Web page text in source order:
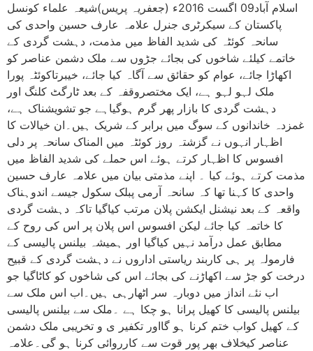
اسلام آباد09 اگست 2016ء (جعفریہ پریس)شیعہ علماء کونسل
پاکستان کے سیکرٹری جنرل علامہ عارف حسین واحدی کی
سانحہ کوئٹہ کی شدید الفاظ میں مذمت، دہشت گردی کے
خاتمے کیلئے شاخوں کی بجائے جڑوں سے ملک دشمن عناصر کو
اکھاڑا جائے، عوام کو حقائق سے آگاہ کیا جائے، خیبرتاکوئٹہ پورا
ملک لہو لہو ہے، ایک مختصروقفہ کے بعد ٹارگٹ کلنگ اور
دہشت گردی کا بازار پھر گرم ہوگیاہے جو تشویشناک ہے،
غمزدہ خاندانوں کے سوگ میں برابر کے شریک ہیں۔ان خیالات کا
اظہار انہوں نے گزشتہ روز کوئٹہ میں المناک سانحہ پر دلی
افسوس کا اظہار کرتے ہوئے اس حملے کی شدید الفاظ میں
مذمت کرتے ہوئے کیا ۔ اپنے مذمتی بیان میں علامہ عارف حسین
واحدی کا کہنا تھا کہ سانحہ آرمی پبلک سکول جیسے اندوہناک
واقعہ کے بعد نیشنل ایکشن پلان مرتب کیاگیا تاکہ دہشت گردی
کا خاتمہ کیا جائے لیکن افسوس اس پلان پر اس کی روح کے
مطابق عمل درآمد نہیں کیاگیا اور ہمیشہ بیلنس پالیسی کے
فارمولہ پر ہی کاربند ریاستی اداروں نے دہشت گردی کے قبیح
درخت کو جڑ سے اکھاڑنے کی بجائے اس کی شاخوں کو کاٹاگیا جو
اب نئے انداز میں دوبارہ سر اٹھارہی ہیں۔اب اس ملک سے
بیلنس پالیسی کا کھیل پرانا ہو چکا ہے ۔ملک سے بیلنس پالیسی
کے کھیل کواب ختم کرنا ہو گااور تکفیر ی و تخریبی ملک دشمن
عناصر کیخلاف بھر پور قوت سے کارروائی کرنا ہو گی۔علامہ